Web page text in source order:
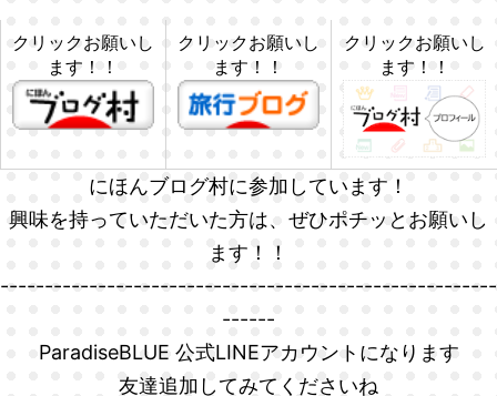
クリックお願いし
ます！！
クリックお願いし
ます！！
クリックお願いし
ます！！
にほんブログ村に参加しています！
興味を持っていただいた方は、ぜひポチッとお願いし
ます！！
--------------------------------------------------------
------
ParadiseBLUE 公式LINEアカウントになります
友達追加してみてくださいね